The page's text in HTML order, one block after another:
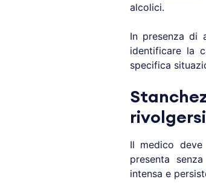
alcolici.
In presenza di
identificare la
specifica
Il medico
presenta
intensa e